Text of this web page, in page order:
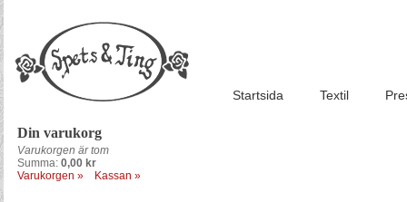
Startsida Textil
Din varukorg
Varukorgen är tom
Summa: 0,00 kr
Varukorgen »
Kassan »